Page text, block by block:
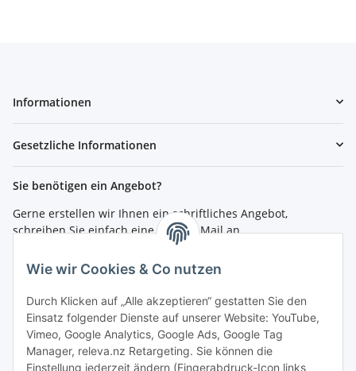
Informationen
Gesetzliche Informationen
Sie benötigen ein Angebot?
Gerne erstellen wir Ihnen ein schriftliches Angebot,
schreiben Sie einfach eine kurze E-Mail an
Bestellen per Fax oder Tel:
Tel.: 0261 / 50089561
Fax: 0261 / 50089555
So erreichen Sie uns
Wie wir Cookies & Co nutzen
Durch Klicken auf „Alle akzeptieren“ gestatten Sie den
Einsatz folgender Dienste auf unserer Website: YouTube,
Vimeo, Google Analytics, Google Ads, Google Tag
Manager, releva.nz Retargeting. Sie können die
Einstellung jederzeit ändern (Fingerabdruck-Icon links